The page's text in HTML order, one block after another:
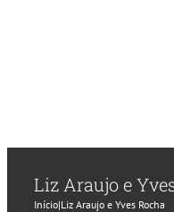
Liz Araujo e
Início|Liz Araujo e Yves Rocha